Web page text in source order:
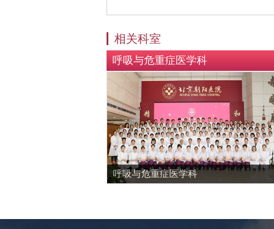
相关科室
呼吸与危重症医学科
呼吸与危重症医学科